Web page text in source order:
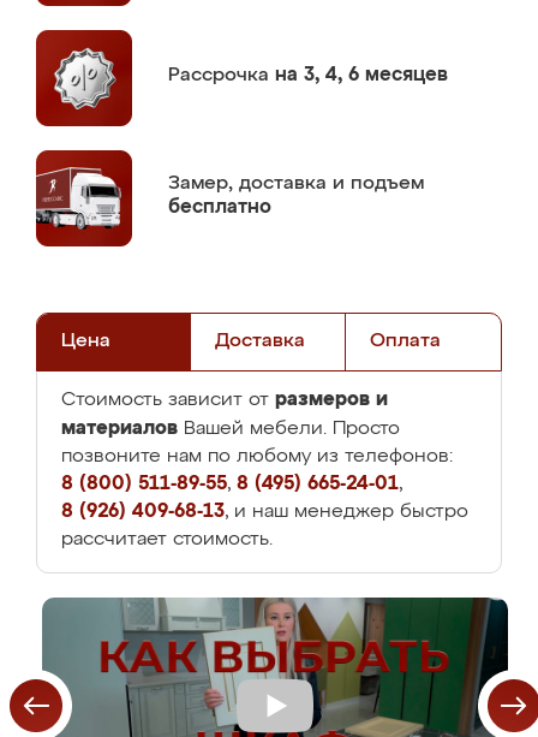
Рассрочка на 3, 4, 6 месяцев
Замер, доставка и подъем
бесплатно
Цена Доставка Оплата
Стоимость зависит от размеров и
материалов Вашей мебели. Просто
позвоните нам по любому из телефонов:
8 (800) 511-89-55, 8 (495) 665-24-01,
8 (926) 409-68-13, и наш менеджер быстро
рассчитает стоимость.